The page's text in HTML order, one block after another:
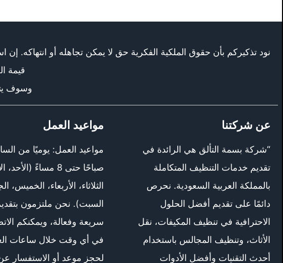
نود تذكيركم بأن حقوق الملكية الفكرية حق لا يمكن تجاهله أو انتهاكه.
قيمة
وسوف
عن شركتنا
“شركة بسمة التألق هي الرائدة في
تقديم خدمات التنظيف المتكاملة
بالمملكة العربية السعودية. نحرص
دائمًا على تقديم أفضل الحلول
الاحترافية في تنظيف المكيفات، نقل
الأثاث، وتنظيف المجالس باستخدام
أحدث التقنيات وأفضل الأدوات
مواعيد العمل
صباحًا حتى 8 مساءً
الثلاثاء، الأربعاء، الخميس،
السبت). نحن ملتزمون
سريعة وفعالة، ويمكنكم
في أي وقت خلال ساعات
لحجز موعد أو الاستفسار عن